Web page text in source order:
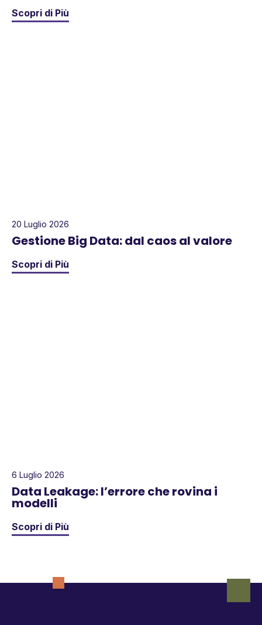
Scopri di Più
20 Luglio 2026
Gestione Big Data: dal caos al valore
Scopri di Più
6 Luglio 2026
Data Leakage: l’errore che rovina i
modelli
Scopri di Più